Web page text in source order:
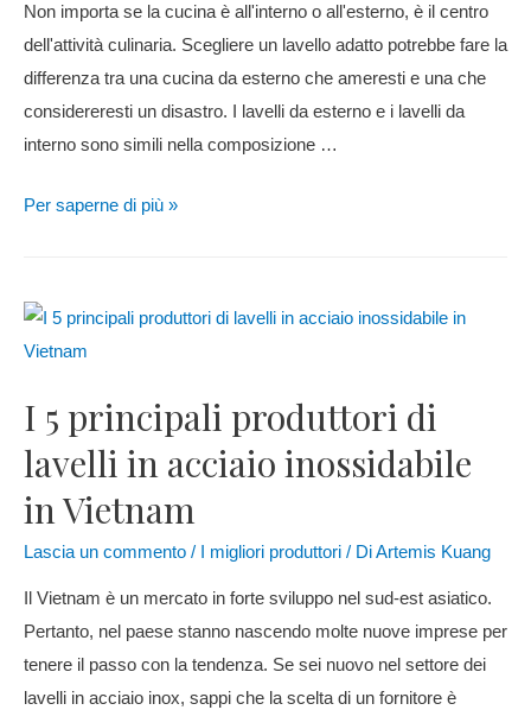
Non importa se la cucina è all'interno o all'esterno, è il centro
dell'attività culinaria. Scegliere un lavello adatto potrebbe fare la
differenza tra una cucina da esterno che ameresti e una che
considereresti un disastro. I lavelli da esterno e i lavelli da
interno sono simili nella composizione …
Per saperne di più »
I 5 principali produttori di
lavelli in acciaio inossidabile
in Vietnam
Lascia un commento / I migliori produttori / DiArtemis Kuang
Il Vietnam è un mercato in forte sviluppo nel sud-est asiatico.
Pertanto, nel paese stanno nascendo molte nuove imprese per
tenere il passo con la tendenza. Se sei nuovo nel settore dei
lavelli in acciaio inox, sappi che la scelta di un fornitore è